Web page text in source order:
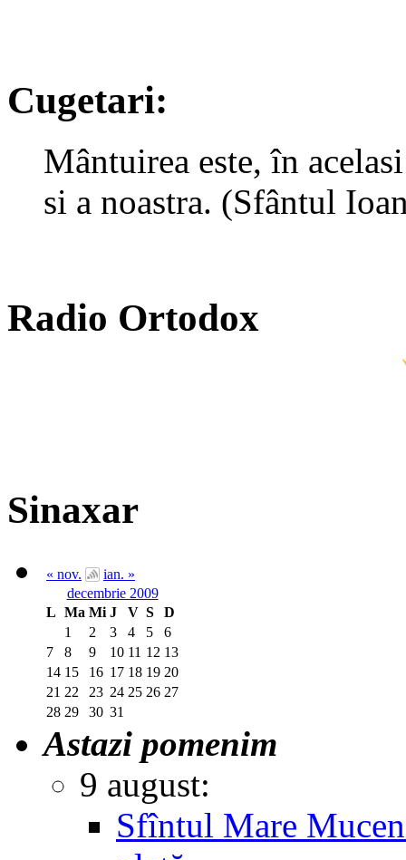
Cugetari:
Mântuirea este, în
si a noastra. (Sfântul
Radio Ortodox
Sinaxar
« nov.
ian. »
decembrie 2009
L Ma Mi J V S
D
1
2 3 4 5
6
7
8 9 10 11 12 13
14 15 16 17 18 19 20
21 22 23 24 25 26 27
28 29 30 31
Astazi pomenim
9 august:
Sfîntul Mare